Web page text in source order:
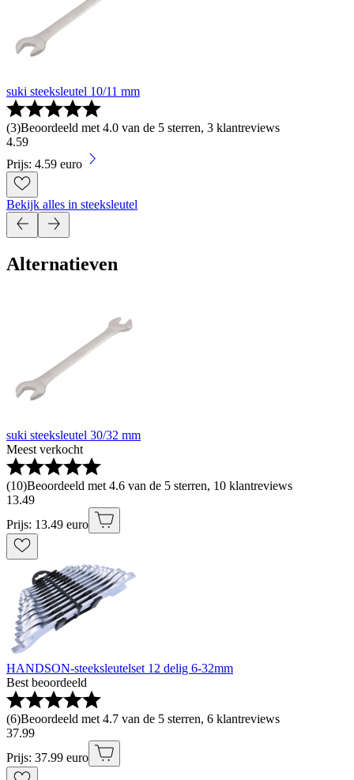
suki steeksleutel 10/11 mm
(3)Beoordeeld met 4.0 van de 5 sterren, 3 klantreviews
4.59
Prijs: 4.59 euro
Bekijk alles in steeksleutel
Alternatieven
suki steeksleutel 30/32 mm
Meest verkocht
(10)Beoordeeld met 4.6 van de 5 sterren, 10 klantreviews
13.49
Prijs: 13.49 euro
HANDSON-steeksleutelset 12 delig 6-32mm
Best beoordeeld
(6)Beoordeeld met 4.7 van de 5 sterren, 6 klantreviews
37.99
Prijs: 37.99 euro